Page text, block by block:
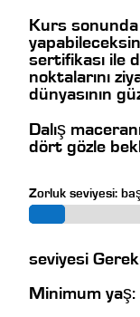
Kurs
sertifikası ile
noktalarını
dünyasının
Dalış
dört gözle
Zorluk seviyesi:
seviyesi
Minimum